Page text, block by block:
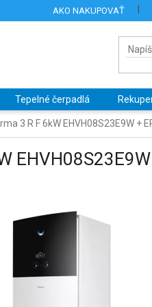
AKO NAKUPOVAŤ
Tepelné čerpadlá
3 R F 6kW EHVH08S23E9W +